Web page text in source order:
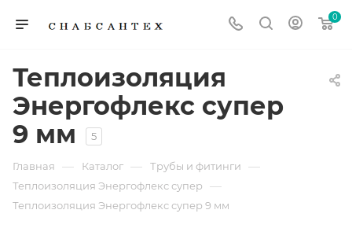
0
Теплоизоляция
Энергофлекс супер
9 мм
5
Главная — Каталог — Трубы и фитинги —
Теплоизоляция Энергофлекс супер —
Теплоизоляция Энергофлекс супер 9 мм